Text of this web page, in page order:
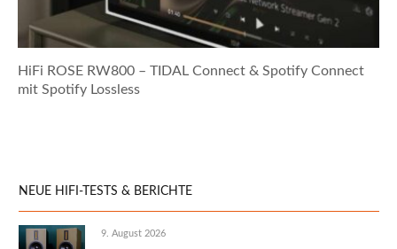
HiFi ROSE RW800 – TIDAL Connect & Spotify Connect
mit Spotify Lossless
NEUE HIFI-TESTS & BERICHTE
9. August 2026